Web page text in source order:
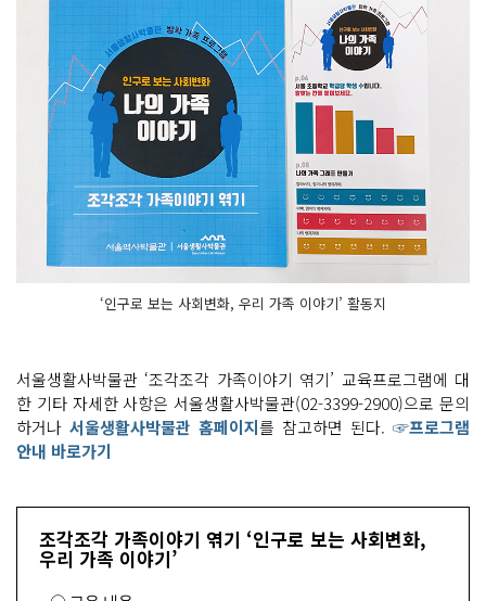
‘인구로 보는 사회변화, 우리 가족 이야기’ 활동지
서울생활사박물관 ‘조각조각 가족이야기 엮기’ 교육프로그램에 대
한 기타 자세한 사항은 서울생활사박물관(02-3399-2900)으로 문의
하거나 서울생활사박물관 홈페이지를 참고하면 된다. ☞프로그램
안내 바로가기
조각조각 가족이야기 엮기 ‘인구로 보는 사회변화,
우리 가족 이야기’